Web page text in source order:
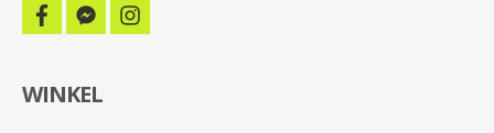
facebook
facebook-
messenger
instagram
WINKEL